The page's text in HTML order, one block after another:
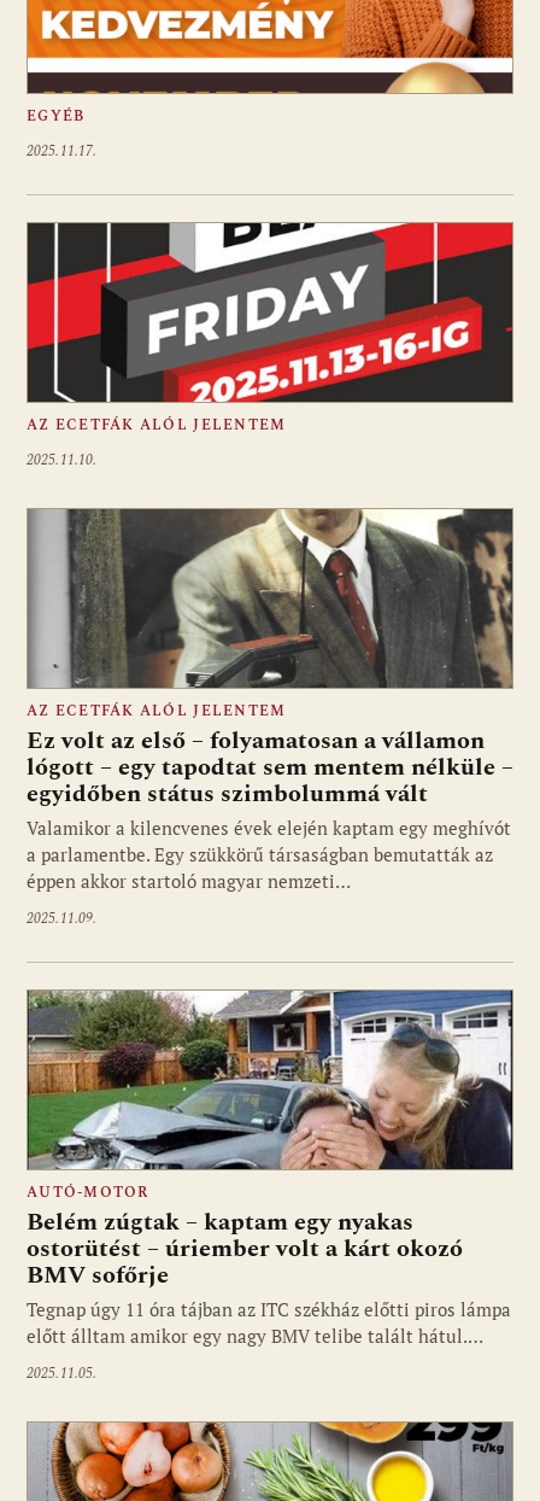
EGYÉB
2025.11.17.
AZ ECETFÁK ALÓL JELENTEM
2025.11.10.
AZ ECETFÁK ALÓL JELENTEM
Ez volt az első – folyamatosan a vállamon
lógott – egy tapodtat sem mentem nélküle –
egyidőben státus szimbolummá vált
Valamikor a kilencvenes évek elején kaptam egy meghívót
a parlamentbe. Egy szükkörű társaságban bemutatták az
éppen akkor startoló magyar nemzeti…
2025.11.09.
AUTÓ-MOTOR
Belém zúgtak – kaptam egy nyakas
ostorütést – úriember volt a kárt okozó
BMV sofőrje
Tegnap úgy 11 óra tájban az ITC székház előtti piros lámpa
előtt álltam amikor egy nagy BMV telibe talált hátul.…
2025.11.05.